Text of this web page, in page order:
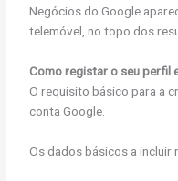
Negócios do Google
telemóvel, no topo dos
Como registar o seu perfil
O requisito básico para a
conta Google.
Os dados básicos a incluir